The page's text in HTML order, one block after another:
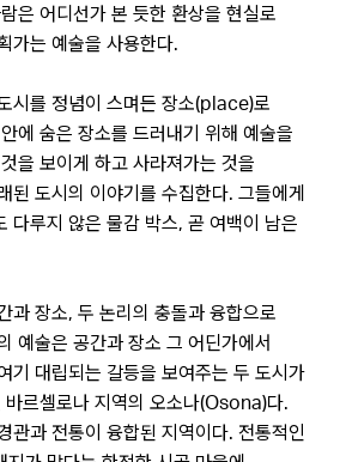
은 어디선가 본 듯한 환상을 현실로
가는 예술을 사용한다.
시를 정념이 스며든 장소(place)로
에 숨은 장소를 드러내기 위해 예술을
을 보이게 하고 사라져가는 것을
된 도시의 이야기를 수집한다. 그들에게
다루지 않은 물감 박스, 곧 여백이 남은
과 장소, 두 논리의 충돌과 융합으로
예술은 공간과 장소 그 어딘가에서
기 대립되는 갈등을 보여주는 두 도시가
바르셀로나 지역의 오소나(Osona)다.
관과 전통이 융합된 지역이다. 전통적인